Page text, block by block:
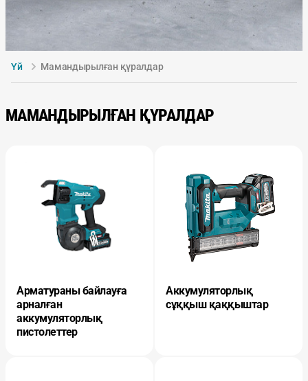
Үй Мамандырылған қүралдар
МАМАНДЫРЫЛҒАН ҚҮРАЛДАР
Арматураны байлауға
арналған
аккумуляторлық
пистолеттер
Аккумуляторлық
сұққыш қаққыштар